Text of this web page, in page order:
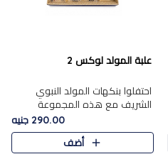
علبة المولد لوكس 2
احتفلوا بنكهات المولد النبوي
الشريف مع هذه المجموعة
الفاخرة المكونة من 19 قطعة،
والتي تم اختيارها بعناية فائقة لتُبرز
تشكيلة واسعة من الحلويات
290.00 جنيه
أضف